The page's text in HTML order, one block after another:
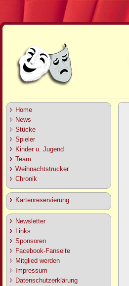
Home
News
Stücke
Spieler
Kinder u. Jugend
Team
Weihnachtstrucker
Chronik
Kartenreservierung
Newsletter
Links
Sponsoren
Facebook-Fanseite
Mitglied werden
Impressum
Datenschutzerklärung